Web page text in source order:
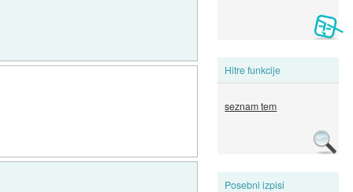
Hitre funkcije
seznam tem
Posebni izpisi